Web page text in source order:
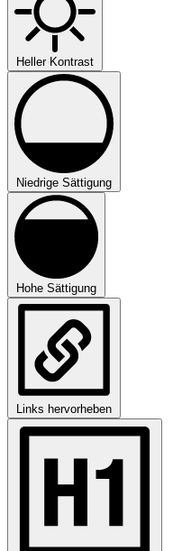
Heller Kontrast
Niedrige Sättigung
Hohe Sättigung
Links hervorheben